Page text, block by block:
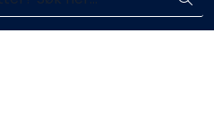
i butikk (Sandefjord)